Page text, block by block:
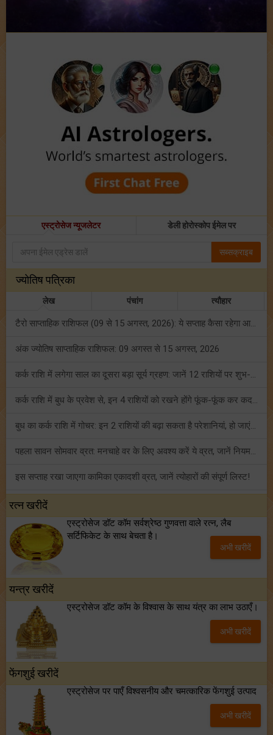
एस्ट्रोसेज न्यूजलेटर डेली होरोस्कोप ईमेल पर
सब्सक्राइब
ज्योतिष पत्रिका
लेख पंचांग त्यौहार
टैरो साप्ताहिक राशिफल (09 से 15 अगस्त, 2026): ये सप्ताह कैसा रहेगा आपके लिए? जानें!
अंक ज्योतिष साप्ताहिक राशिफल: 09 अगस्त से 15 अगस्त, 2026
कर्क राशि में लगेगा साल का दूसरा बड़ा सूर्य ग्रहण: जानें 12 राशियों पर शुभ-अशुभ प्रभाव!
कर्क राशि में बुध के प्रवेश से, इन 4 राशियों को रखने होंगे फूंक-फूंक कर कदम!
बुध का कर्क राशि में गोचर: इन 2 राशियों की बढ़ा सकता है परेशानियां, हो जाएं सावधान!
पहला सावन सोमवार व्रत: मनचाहे वर के लिए अवश्य करें ये व्रत, जानें नियम एवं पूजा विधि!
इस सप्ताह रखा जाएगा कामिका एकादशी व्रत, जानें त्योहारों की संपूर्ण लिस्ट!
रत्न खरीदें
एस्ट्रोसेज डॉट कॉम सर्वश्रेष्ठ गुणवत्ता वाले रत्न, लैब
सर्टिफिकेट के साथ बेचता है।
अभी खरीदें
यन्त्र खरीदें
एस्ट्रोसेज डॉट कॉम के विश्वास के साथ यंत्र का लाभ उठाएँ।
अभी खरीदें
फेंगशुई खरीदें
एस्ट्रोसेज पर पाएँ विश्वसनीय और चमत्कारिक फेंगशुई उत्पाद
अभी खरीदें